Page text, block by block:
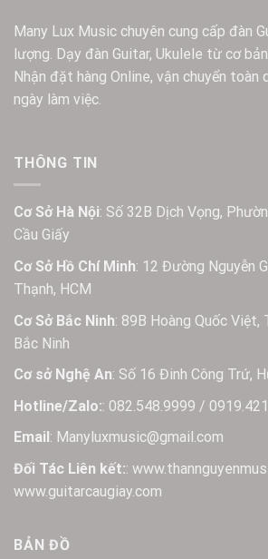
Many Lux Music chuyên cung cấp đàn
lượng. Dạy đàn Guitar, Ukulele từ cơ
Nhận đặt hàng Online, vận chuyển toàn
ngày làm việc.
THÔNG TIN
Cơ Sở Hà Nội: Số 32B Dịch Vọng,
Cầu Giấy
Cơ Sở Hồ Chí Minh: 12 Đường Nguyễn
Thạnh, HCM
Cơ Sở Bắc Ninh: 89B Hoàng Quốc Việt,
Bắc Ninh
Cơ sở Nghệ An: Số 16 Đinh Công Trứ,
Hotline/Zalo:: 082.548.9999 /
Email : Manyluxmusic@gmail.com
Đối Tác Liên kết::
www.guitarcaugiay.com
BẢN ĐỒ